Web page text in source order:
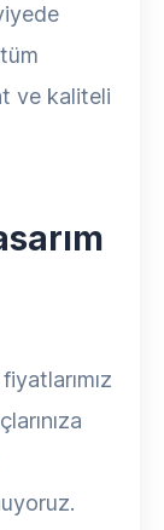
ve kaliteli